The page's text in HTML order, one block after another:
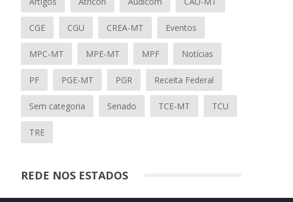
CGE CGU CREA-MT Eventos
MPC-MT MPE-MT MPF Notícias
PF PGE-MT PGR Receita Federal
Sem categoria Senado TCE-MT TCU
TRE
REDE NOS ESTADOS